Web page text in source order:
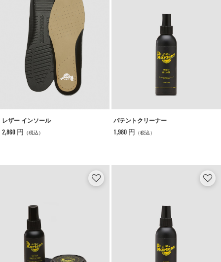
レザー インソール
2,860 円 （税込）
パテントクリーナー
1,980 円 （税込）